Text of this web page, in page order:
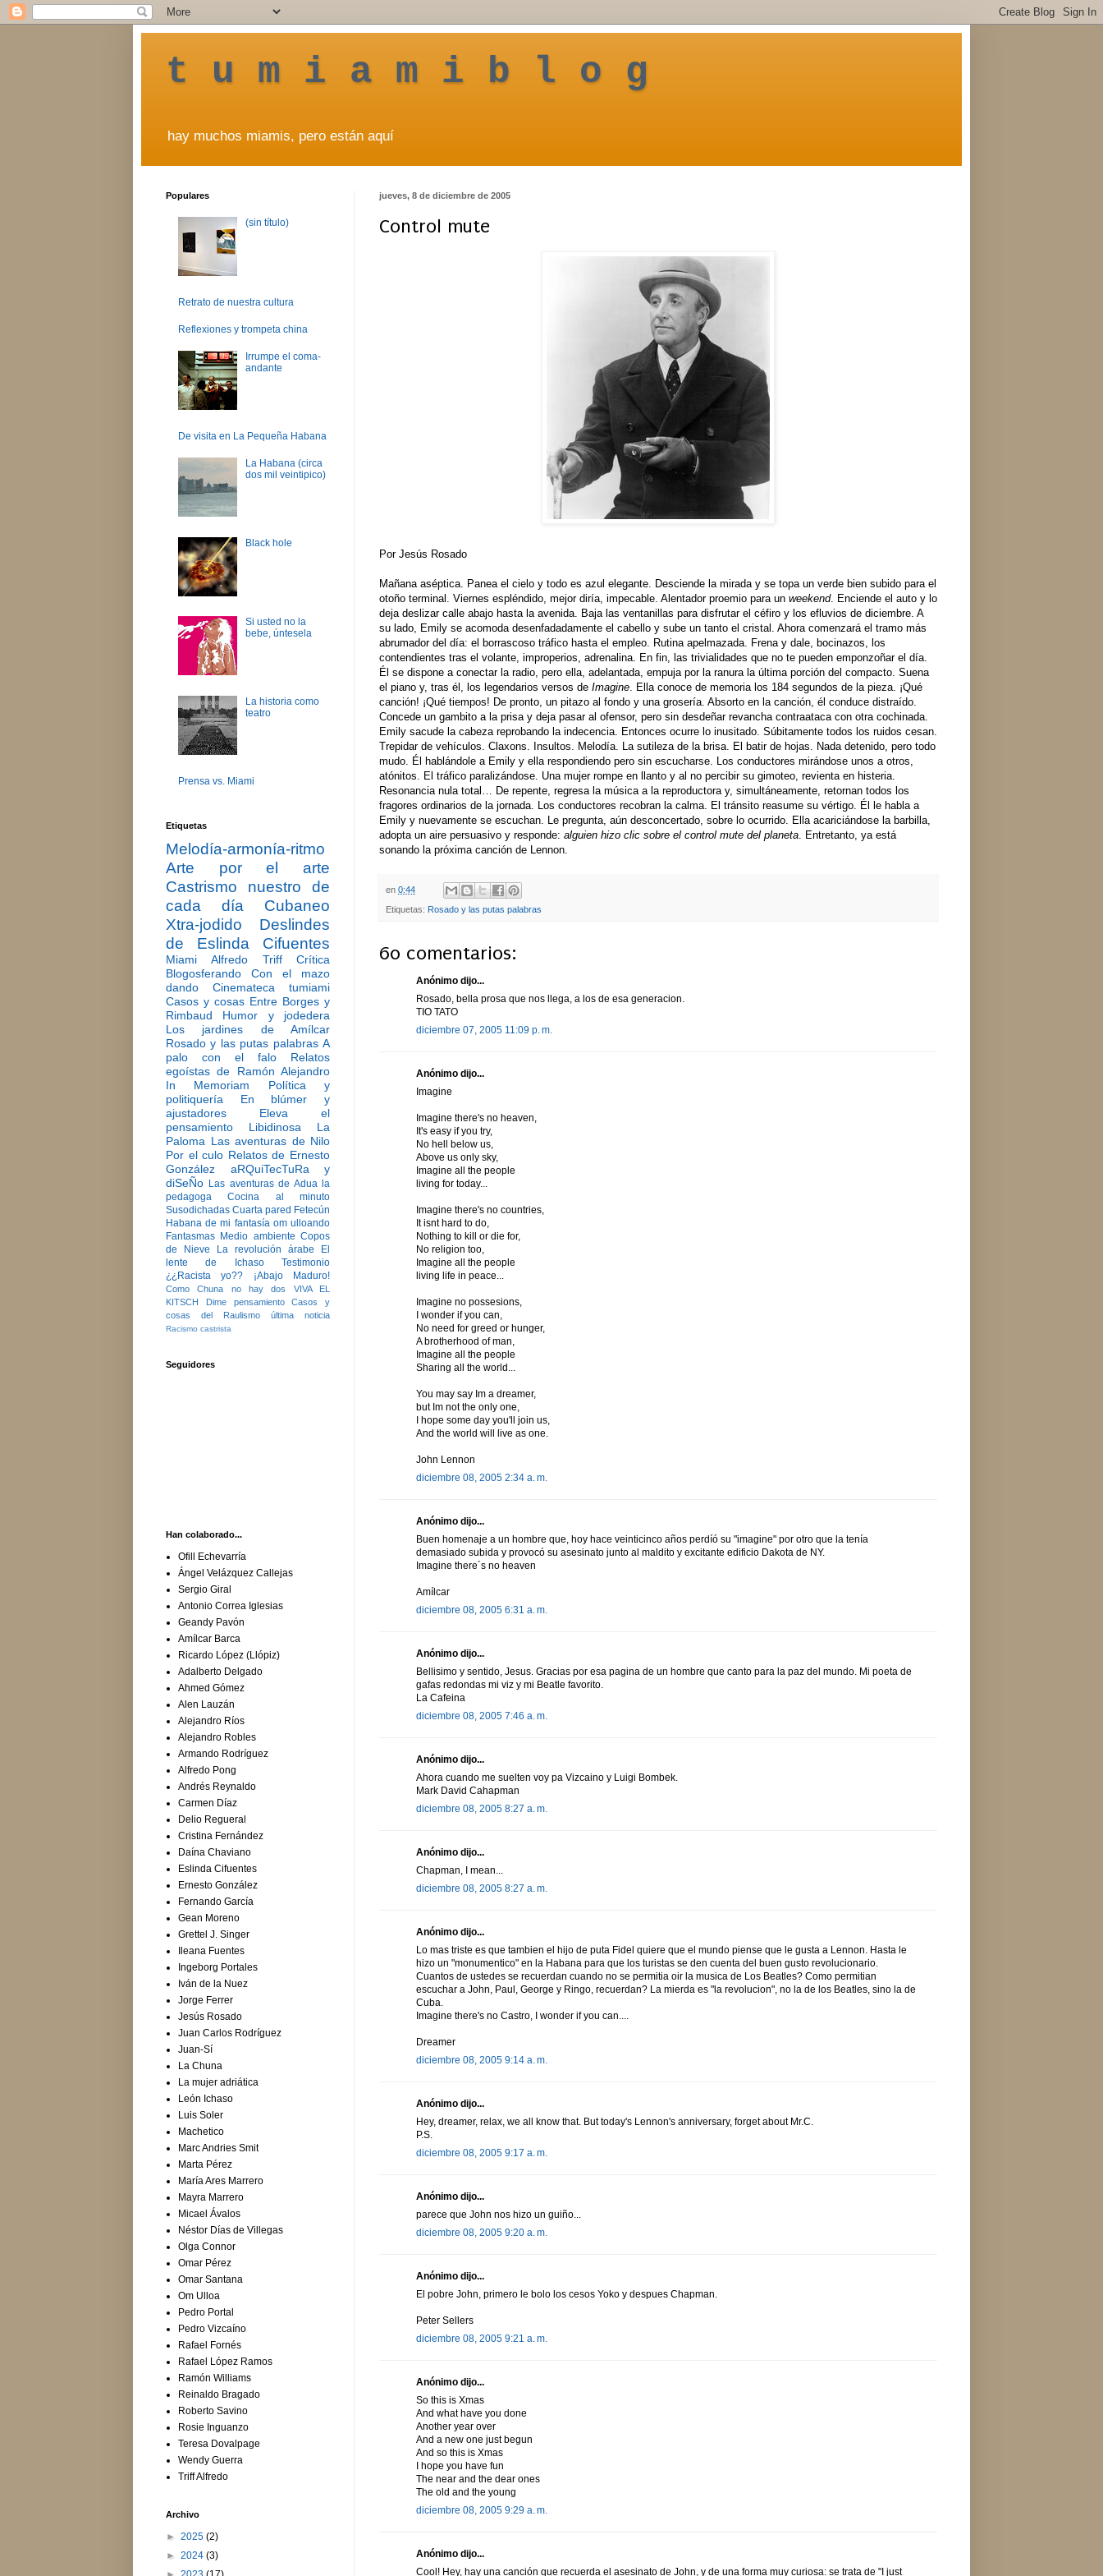
t u m i a m i b l o g
hay muchos miamis, pero están aquí
jueves, 8 de diciembre de 2005
Control mute
Por Jesús Rosado
Mañana aséptica. Panea el cielo y todo es azul elegante. Desciende la mirada y se topa un verde bien subido para el
otoño terminal. Viernes espléndido, mejor diría, impecable. Alentador proemio para un weekend. Enciende el auto y lo
deja deslizar calle abajo hasta la avenida. Baja las ventanillas para disfrutar el céfiro y los efluvios de diciembre. A
su lado, Emily se acomoda desenfadadamente el cabello y sube un tanto el cristal. Ahora comenzará el tramo más
abrumador del día: el borrascoso tráfico hasta el empleo. Rutina apelmazada. Frena y dale, bocinazos, los
contendientes tras el volante, improperios, adrenalina. En fin, las trivialidades que no te pueden emponzoñar el día.
Él se dispone a conectar la radio, pero ella, adelantada, empuja por la ranura la última porción del compacto. Suena
el piano y, tras él, los legendarios versos de Imagine . Ella conoce de memoria los 184 segundos de la pieza. ¡Qué
canción! ¡Qué tiempos! De pronto, un pitazo al fondo y una grosería. Absorto en la canción, él conduce distraído.
Concede un gambito a la prisa y deja pasar al ofensor, pero sin desdeñar revancha contraataca con otra cochinada.
Emily sacude la cabeza reprobando la indecencia. Entonces ocurre lo inusitado. Súbitamente todos los ruidos cesan.
Trepidar de vehículos. Claxons. Insultos. Melodía. La sutileza de la brisa. El batir de hojas. Nada detenido, pero todo
mudo. Él hablándole a Emily y ella respondiendo pero sin escucharse. Los conductores mirándose unos a otros,
atónitos. El tráfico paralizándose. Una mujer rompe en llanto y al no percibir su gimoteo, revienta en histeria.
Resonancia nula total… De repente, regresa la música a la reproductora y, simultáneamente, retornan todos los
fragores ordinarios de la jornada. Los conductores recobran la calma. El tránsito reasume su vértigo. Él le habla a
Emily y nuevamente se escuchan. Le pregunta, aún desconcertado, sobre lo ocurrido. Ella acariciándose la barbilla,
adopta un aire persuasivo y responde: alguien hizo clic sobre el control mute del planeta . Entretanto, ya está
sonando la próxima canción de Lennon.
en 0:44
Etiquetas: Rosado y las putas palabras
60 comentarios:
Anónimo dijo...
Rosado, bella prosa que nos llega, a los de esa generacion.
TIO TATO
diciembre 07, 2005 11:09 p. m.
Anónimo dijo...
Imagine
Imagine there's no heaven,
It's easy if you try,
No hell below us,
Above us only sky,
Imagine all the people
living for today...
Imagine there's no countries,
It isnt hard to do,
Nothing to kill or die for,
No religion too,
Imagine all the people
living life in peace...
Imagine no possesions,
I wonder if you can,
No need for greed or hunger,
A brotherhood of man,
Imagine all the people
Sharing all the world...
You may say Im a dreamer,
but Im not the only one,
I hope some day you'll join us,
And the world will live as one.
John Lennon
diciembre 08, 2005 2:34 a. m.
Anónimo dijo...
Buen homenaje a un hombre que, hoy hace veinticinco años perdíó su "imagine" por otro que la tenía
demasiado subida y provocó su asesinato junto al maldito y excitante edificio Dakota de NY.
Imagine there´s no heaven
Amílcar
diciembre 08, 2005 6:31 a. m.
Anónimo dijo...
Bellisimo y sentido, Jesus. Gracias por esa pagina de un hombre que canto para la paz del mundo. Mi poeta de
gafas redondas mi viz y mi Beatle favorito.
La Cafeina
diciembre 08, 2005 7:46 a. m.
Anónimo dijo...
Ahora cuando me suelten voy pa Vizcaino y Luigi Bombek.
Mark David Cahapman
diciembre 08, 2005 8:27 a. m.
Anónimo dijo...
Chapman, I mean...
diciembre 08, 2005 8:27 a. m.
Anónimo dijo...
Lo mas triste es que tambien el hijo de puta Fidel quiere que el mundo piense que le gusta a Lennon. Hasta le
hizo un "monumentico" en la Habana para que los turistas se den cuenta del buen gusto revolucionario.
Cuantos de ustedes se recuerdan cuando no se permitia oir la musica de Los Beatles? Como permitian
escuchar a John, Paul, George y Ringo, recuerdan? La mierda es "la revolucion", no la de los Beatles, sino la de
Cuba.
Imagine there's no Castro, I wonder if you can....
Dreamer
diciembre 08, 2005 9:14 a. m.
Anónimo dijo...
Hey, dreamer, relax, we all know that. But today's Lennon's anniversary, forget about Mr.C.
P.S.
diciembre 08, 2005 9:17 a. m.
Anónimo dijo...
parece que John nos hizo un guiño...
diciembre 08, 2005 9:20 a. m.
Anónimo dijo...
El pobre John, primero le bolo los cesos Yoko y despues Chapman.
Peter Sellers
diciembre 08, 2005 9:21 a. m.
Anónimo dijo...
So this is Xmas
And what have you done
Another year over
And a new one just begun
And so this is Xmas
I hope you have fun
The near and the dear ones
The old and the young
diciembre 08, 2005 9:29 a. m.
Anónimo dijo...
Cool! Hey, hay una canción que recuerda el asesinato de John, y de una forma muy curiosa: se trata de "I just
Populares
(sin título)
Retrato de nuestra cultura
Reflexiones y trompeta china
Irrumpe el coma-
andante
De visita en La Pequeña Habana
La Habana (circa
dos mil veintipico)
Black hole
Si usted no la
bebe, úntesela
La historia como
teatro
Prensa vs. Miami
Etiquetas
Melodía-armonía-ritmo
Arte por el arte
Castrismo nuestro de
cada día
Cubaneo
Xtra-jodido
Deslindes
de Eslinda Cifuentes
Miami Alfredo Triff
Crítica
Blogosferando
Con el mazo
dando
Cinemateca tumiami
Casos y cosas Entre Borges y
Rimbaud
Humor y jodedera
Los jardines de Amílcar
Rosado y las putas palabras A
palo con el falo
Relatos
egoístas de Ramón Alejandro
In Memoriam
Política y
politiquería
En blúmer y
ajustadores
Eleva el
pensamiento
Libidinosa
La
Paloma Las aventuras de Nilo
Por el culo Relatos de Ernesto
González
aRQuiTecTuRa y
diSeÑo Las aventuras de Adua la
pedagoga
Cocina al minuto
Susodichadas Cuarta pared Fetecún
Habana de mi fantasía om ulloando
Fantasmas Medio ambiente Copos
de Nieve
La revolución árabe
El
lente de Ichaso
Testimonio
¿¿Racista yo??
¡Abajo Maduro!
Como Chuna no hay dos
VIVA EL
KITSCH
Dime pensamiento
Casos y
cosas del Raulismo
última noticia
Racismo castrista
Seguidores
Han colaborado...
Ofill Echevarría
Ángel Velázquez Callejas
Sergio Giral
Antonio Correa Iglesias
Geandy Pavón
Amílcar Barca
Ricardo López (Llópiz)
Adalberto Delgado
Ahmed Gómez
Alen Lauzán
Alejandro Ríos
Alejandro Robles
Armando Rodríguez
Alfredo Pong
Andrés Reynaldo
Carmen Díaz
Delio Regueral
Cristina Fernández
Daína Chaviano
Eslinda Cifuentes
Ernesto González
Fernando García
Gean Moreno
Grettel J. Singer
Ileana Fuentes
Ingeborg Portales
Iván de la Nuez
Jorge Ferrer
Jesús Rosado
Juan Carlos Rodríguez
Juan-Sí
La Chuna
La mujer adriática
León Ichaso
Luis Soler
Machetico
Marc Andries Smit
Marta Pérez
María Ares Marrero
Mayra Marrero
Micael Ávalos
Néstor Días de Villegas
Olga Connor
Omar Pérez
Omar Santana
Om Ulloa
Pedro Portal
Pedro Vizcaíno
Rafael Fornés
Rafael López Ramos
Ramón Williams
Reinaldo Bragado
Roberto Savino
Rosie Inguanzo
Teresa Dovalpage
Wendy Guerra
Triff Alfredo
Archivo
► 2025 (2)
► 2024 (3)